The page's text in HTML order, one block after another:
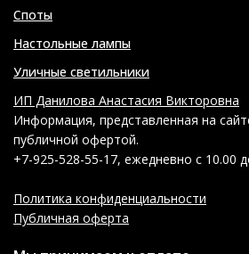
Споты
Настольные лампы
Уличные светильники
ИП Данилова Анастасия Викторовна
Информация, представленная на
публичной офертой.
+7-925-528-55-17, ежедневно с 10.00
Политика конфиденциальности
Публичная оферта